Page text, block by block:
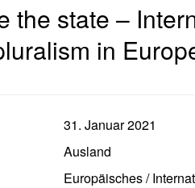
the state –
in
31. Januar 2021
Ausland
Europäisches /